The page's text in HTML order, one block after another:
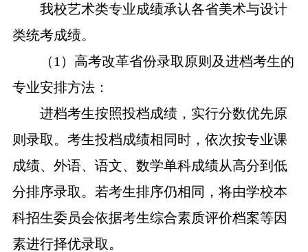
我校艺术类专业成绩承认各省美术与设计
类统考成绩。
（1） 高考改革省份录取原则及进档考生的
专业安排方法：
进档考生按照投档成绩， 实行分数优先原
则录取。考生投档成绩相同时，依次按专业课
成绩、外语、语文、数学单科成绩从高分到低
分排序录取。若考生排序仍相同，将由学校本
科招生委员会依据考生综合素质评价档案等因
素进行择优录取。